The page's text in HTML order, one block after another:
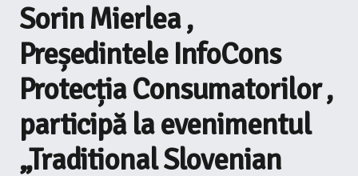
Sorin Mierlea ,
Președintele InfoCons
Protecția Consumatorilor ,
participă la evenimentul
„Traditional Slovenian